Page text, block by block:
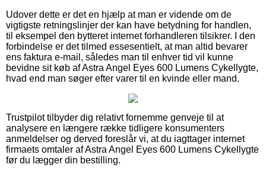
Udover dette er det en hjælp at man er vidende om de
vigtigste retningslinjer der kan have betydning for handlen,
til eksempel den bytteret internet forhandleren tilsikrer. I den
forbindelse er det tilmed essesentielt, at man altid bevarer
ens faktura e-mail, således man til enhver tid vil kunne
bevidne sit køb af Astra Angel Eyes 600 Lumens Cykellygte,
hvad end man søger efter varer til en kvinde eller mand.
Trustpilot tilbyder dig relativt fornemme genveje til at
analysere en længere række tidligere konsumenters
anmeldelser og derved foreslår vi, at du iagttager internet
firmaets omtaler af Astra Angel Eyes 600 Lumens Cykellygte
før du lægger din bestilling.